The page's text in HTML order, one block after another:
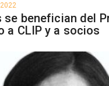
se benefician del
a CLIP y a socios